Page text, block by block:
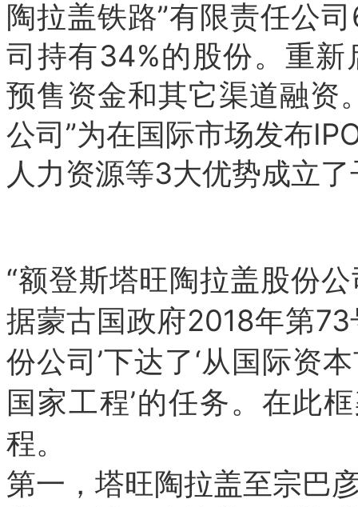
陶拉盖铁路”有限责任公
司持有34%的股份。 重新
预售资金和其它渠道融资
公司”为在国际市场发布
人力资源等3大优势成立
“额登斯塔旺陶拉盖股份
据蒙古国政府2018年第
份公司’下达了‘从国际资
国家工程’的任务。 在此
程。
第一，塔旺陶拉盖至宗巴